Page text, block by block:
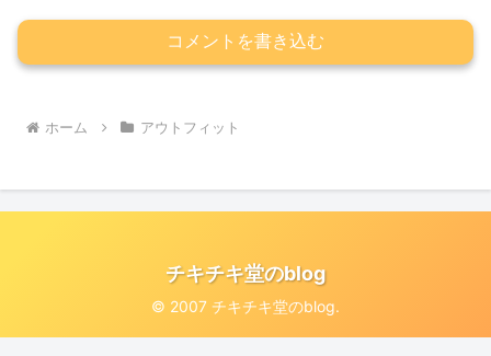
コメントを書き込む
ホーム アウトフィット
チキチキ堂のblog
© 2007 チキチキ堂のblog.